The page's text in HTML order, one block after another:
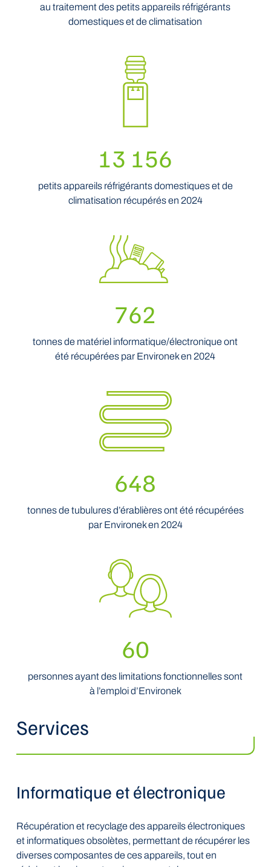
au traitement des petits appareils réfrigérants
domestiques et de climatisation
13 156
petits appareils réfrigérants domestiques et de
climatisation récupérés en 2024
762
tonnes de matériel informatique/électronique ont
été récupérées par Environek en 2024
648
tonnes de tubulures d’érablières ont été récupérées
par Environek en 2024
60
personnes ayant des limitations fonctionnelles sont
à l’emploi d’Environek
Services
Informatique et électronique
Récupération et recyclage des appareils électroniques
et informatiques obsolètes, permettant de récupérer les
diverses composantes de ces appareils, tout en